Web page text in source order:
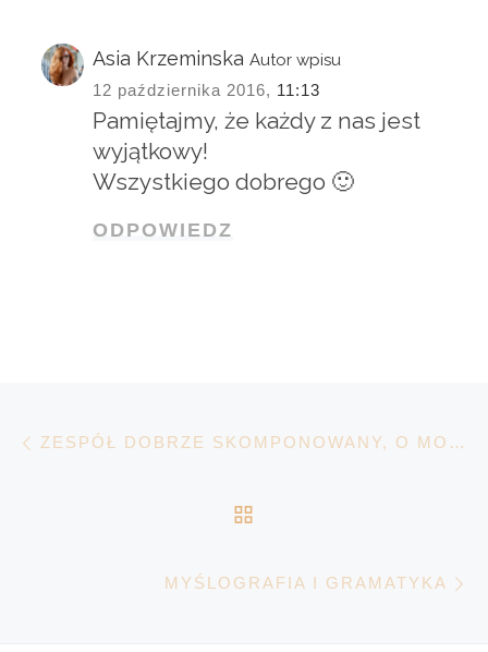
Asia Krzeminska Autor wpisu
12 października 2016, 11:13
Pamiętajmy, że każdy z nas jest
wyjątkowy!
Wszystkiego dobrego 🙂
ODPOWIEDZ
Nawigacja wpisu ZESPÓŁ DOBRZE SKOMPONOWANY, O MOCY INDYWIDUALISTÓW
MYŚLOGRAFIA I GRAMATYKA